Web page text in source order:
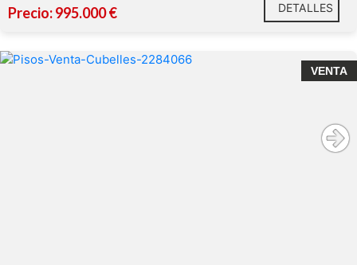
Precio: 995.000 € DETALLES
VENTA